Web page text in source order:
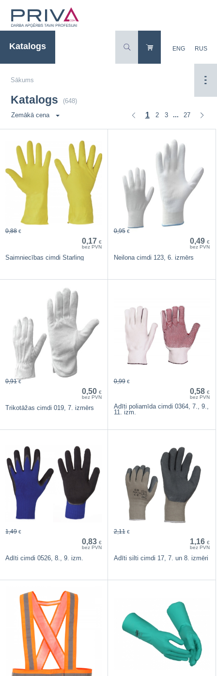
Katalogs ENG RUS
Sākums
Katalogs (648)
1 2 3 ... 27
Zemākā cena
0,17 €
bez PVN
0,88 €
Saimniecības cimdi Starling
0,49 €
bez PVN
0,95 €
Neilona cimdi 123, 6. izmērs
0,50 €
bez PVN
0,91 €
Trikotāžas cimdi 019, 7. izmērs
0,58 €
bez PVN
0,99 €
Adīti poliamīda cimdi 0364, 7., 9.,
11. izm.
0,83 €
bez PVN
1,49 €
Adīti cimdi 0526, 8., 9. izm.
1,16 €
bez PVN
2,11 €
Adīti silti cimdi 17, 7. un 8. izmēri